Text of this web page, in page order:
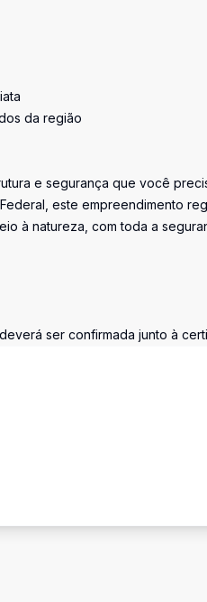
da região
e segurança que você
este empreendimento
à natureza, com toda a
ser confirmada junto à